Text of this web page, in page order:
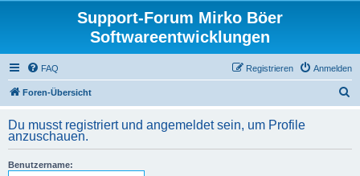
Support-Forum Mirko Böer
Softwareentwicklungen
FAQ Anmelden
Registrieren
Foren-Übersicht
h
Du musst registriert und angemeldet sein, um Profile
anzuschauen.
Benutzername: